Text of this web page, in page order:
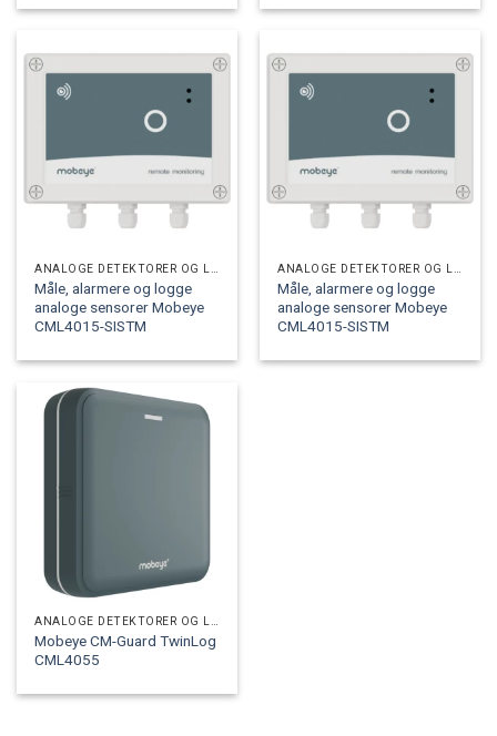
ANALOGE DETEKTORER OG LOGGERE
Måle, alarmere og logge
analoge sensorer Mobeye
CML4015-SISTM
ANALOGE DETEKTORER OG LOGGERE
Måle, alarmere og logge
analoge sensorer Mobeye
CML4015-SISTM
Mobeye CM-Guard TwinLog
CML4055